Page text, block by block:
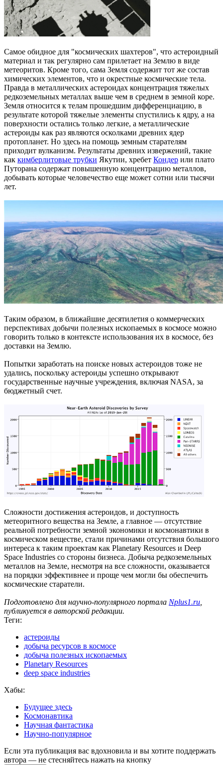
Самое обидное для "космических шахтеров", что астероидный
материал и так регулярно сам прилетает на Землю в виде
метеоритов. Кроме того, сама Земля содержит тот же состав
химических элементов, что и окрестные космические тела.
Правда в металлических астероидах концентрация тяжелых
редкоземельных металлах выше чем в среднем в земной коре.
Земля относится к телам прошедшим дифференциацию, в
результате которой тяжелые элементы спустились к ядру, а на
поверхности остались только легкие, а металлические
астероиды как раз являются осколками древних ядер
протопланет. Но здесь на помощь земным старателям
приходит вулканизм. Результаты древних извержений, такие
как кимберлитовые трубки Якутии, хребет Кондер или плато
Путорана содержат повышенную концентрацию металлов,
добывать которые человечество еще может сотни или тысячи
лет.
Таким образом, в ближайшие десятилетия о коммерческих
перспективах добычи полезных ископаемых в космосе можно
говорить только в контексте использования их в космосе, без
доставки на Землю.
Попытки заработать на поиске новых астероидов тоже не
удались, поскольку астероиды успешно открывают
государственные научные учреждения, включая NASA, за
бюджетный счет.
Сложности достижения астероидов, и доступность
метеоритного вещества на Земле, а главное — отсутствие
реальной потребности земной экономики и космонавтики в
космическом веществе, стали причинами отсутствия большого
интереса к таким проектам как Planetary Resources и Deep
Space Industries со стороны бизнеса. Добыча редкоземельных
металлов на Земле, несмотря на все сложности, оказывается
на порядки эффективнее и проще чем могли бы обеспечить
космические старатели.
Подготовлено для научно-популярного портала Nplus1.ru
публикуется в авторской редакции.
Теги:
астероиды
добыча ресурсов в космосе
добыча полезных ископаемых
Planetary Resources
deep space industries
Хабы:
Будущее здесь
Космонавтика
Научная фантастика
Научно-популярное
Если эта публикация вас вдохновила и вы хотите поддержать
автора — не стесняйтесь нажать на кнопку